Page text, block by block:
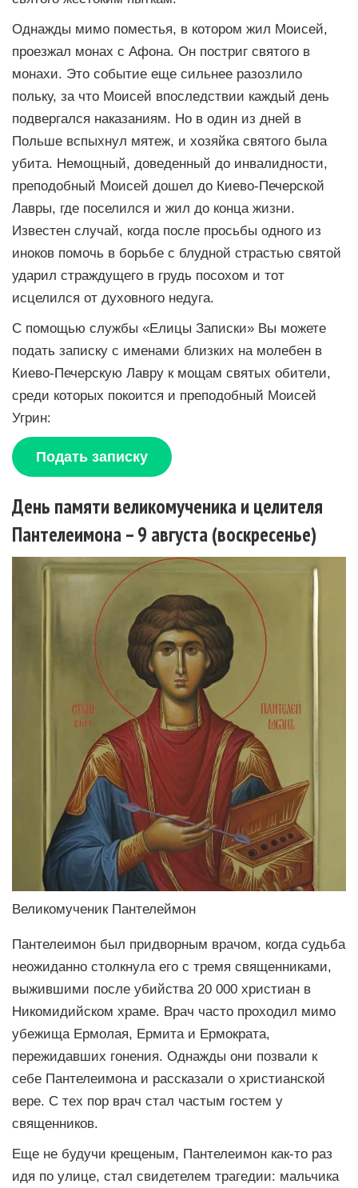
Однажды мимо поместья, в котором жил Моисей,
проезжал монах с Афона. Он постриг святого в
монахи. Это событие еще сильнее разозлило
польку, за что Моисей впоследствии каждый день
подвергался наказаниям. Но в один из дней в
Польше вспыхнул мятеж, и хозяйка святого была
убита. Немощный, доведенный до инвалидности,
преподобный Моисей дошел до Киево-Печерской
Лавры, где поселился и жил до конца жизни.
Известен случай, когда после просьбы одного из
иноков помочь в борьбе с блудной страстью святой
ударил страждущего в грудь посохом и тот
исцелился от духовного недуга.
С помощью службы «Елицы Записки» Вы можете
подать записку с именами близких на молебен в
Киево-Печерскую Лавру к мощам святых обители,
среди которых покоится и преподобный Моисей
Угрин:
Подать записку
День памяти великомученика и целителя
Пантелеимона – 9 августа (воскресенье)
Великомученик Пантелеймон
Пантелеимон был придворным врачом, когда судьба
неожиданно столкнула его с тремя священниками,
выжившими после убийства 20 000 христиан в
Никомидийском храме. Врач часто проходил мимо
убежища Ермолая, Ермита и Ермократа,
пережидавших гонения. Однажды они позвали к
себе Пантелеимона и рассказали о христианской
вере. С тех пор врач стал частым гостем у
священников.
Еще не будучи крещеным, Пантелеимон как-то раз
идя по улице, стал свидетелем трагедии: мальчика